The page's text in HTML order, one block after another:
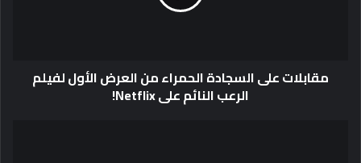
مقابلات على السجادة الحمراء من العرض الأول لفيلم
الرعب النائم على Netflix!